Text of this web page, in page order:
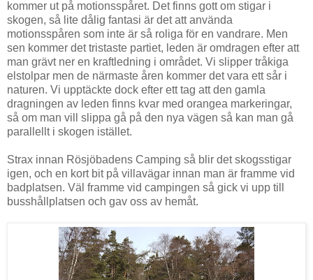
kommer ut på motionsspåret. Det finns gott om stigar i
skogen, så lite dålig fantasi är det att använda
motionsspåren som inte är så roliga för en vandrare. Men
sen kommer det tristaste partiet, leden är omdragen efter att
man grävt ner en kraftledning i området. Vi slipper tråkiga
elstolpar men de närmaste åren kommer det vara ett sår i
naturen. Vi upptäckte dock efter ett tag att den gamla
dragningen av leden finns kvar med orangea markeringar,
så om man vill slippa gå på den nya vägen så kan man gå
parallellt i skogen istället.
Strax innan Rösjöbadens Camping så blir det skogsstigar
igen, och en kort bit på villavägar innan man är framme vid
badplatsen. Väl framme vid campingen så gick vi upp till
busshållplatsen och gav oss av hemåt.